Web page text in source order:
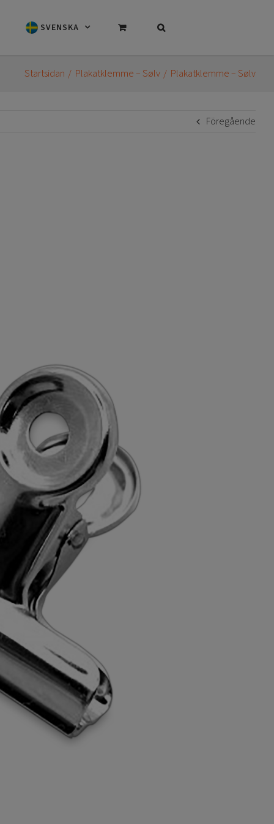
SVENSKA
Startsidan Plakatklemme – Sølv Plakatklemme – Sølv
Föregående